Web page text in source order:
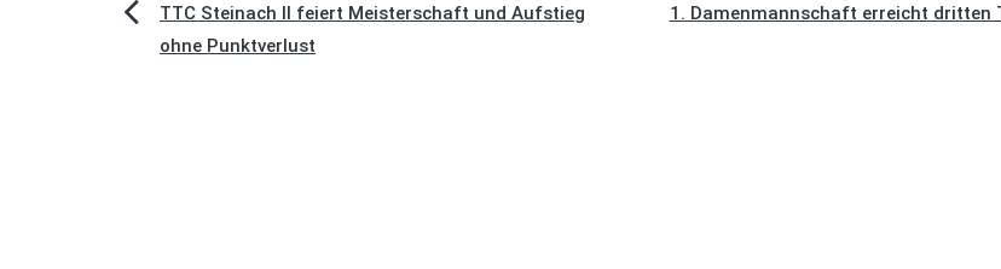
Beitragsnavigation
TTC Steinach II feiert Meisterschaft und Aufstieg
ohne Punktverlust
1. Damenmannschaft erreicht dritten